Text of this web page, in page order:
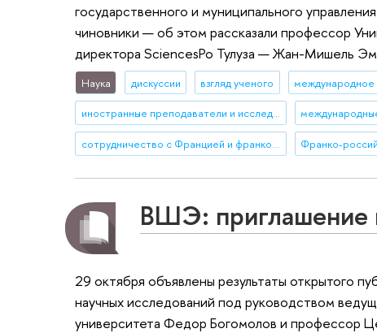
государственного и муниципального
чиновники — об этом рассказали профессор
директора SciencesPo Тулуза — Жан-Мишель
Наука дискуссии взгляд ученого международное
иностранные преподаватели и исследователи
сотрудничество с Францией и франкоязычными странами
ВШЭ: приглашение
29 октября объявлены результаты открытого
научных исследований под руководством
университета Федор Богомолов и профессор